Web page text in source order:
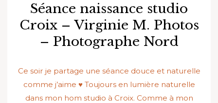
Séance naissance studio
Croix – Virginie M. Photos
– Photographe Nord
Ce soir je partage une séance douce et naturelle
comme j’aime ♥ Toujours en lumière naturelle
dans mon hom studio à Croix. Comme à mon